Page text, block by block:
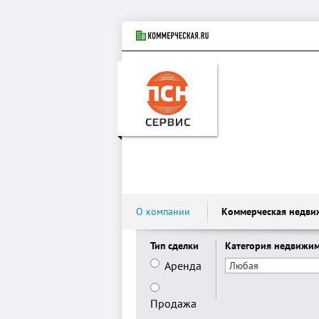
О компании Коммерческая
Тип сделки
Аренда
Продажа
Категория